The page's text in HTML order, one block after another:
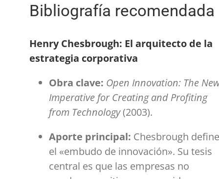
Bibliografía recomendada
Henry Chesbrough: El arquitecto de la
estrategia corporativa
Obra clave: Open Innovation: The
Imperative for Creating and Profiting
from Technology(2003).
Aporte principal: Chesbrough define
el «embudo de innovación». Su tesis
central es que las empresas no